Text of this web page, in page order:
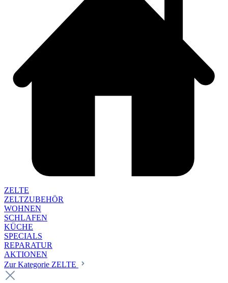
ZELTE
ZELTZUBEHÖR
WOHNEN
SCHLAFEN
KÜCHE
SPECIALS
REPARATUR
AKTIONEN
Zur Kategorie ZELTE